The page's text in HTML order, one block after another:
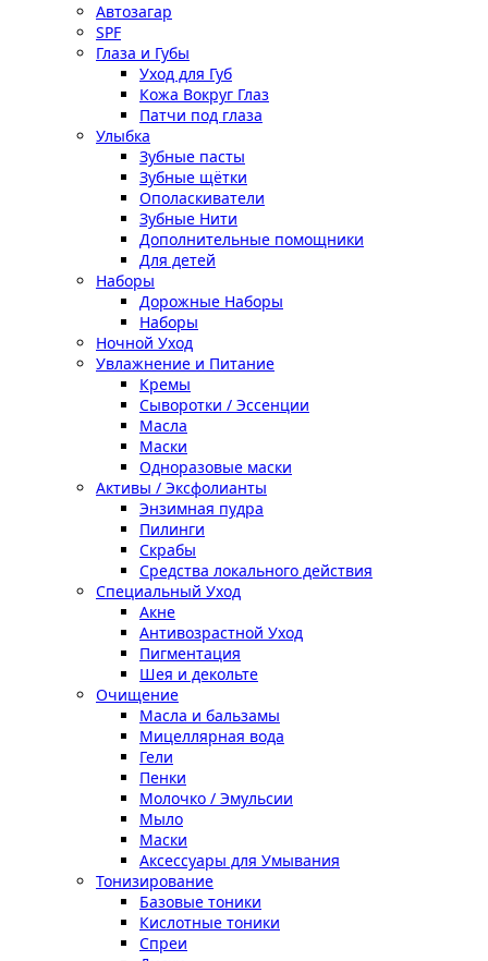
Автозагар
SPF
Глаза и Губы
Уход для Губ
Кожа Вокруг Глаз
Патчи под глаза
Улыбка
Зубные пасты
Зубные щётки
Ополаскиватели
Зубные Нити
Дополнительные помощники
Для детей
Наборы
Дорожные Наборы
Наборы
Ночной Уход
Увлажнение и Питание
Кремы
Сыворотки / Эссенции
Масла
Маски
Одноразовые маски
Активы / Эксфолианты
Энзимная пудра
Пилинги
Скрабы
Средства локального действия
Специальный Уход
Акне
Антивозрастной Уход
Пигментация
Шея и декольте
Очищение
Масла и бальзамы
Мицеллярная вода
Гели
Пенки
Молочко / Эмульсии
Мыло
Маски
Аксессуары для Умывания
Тонизирование
Базовые тоники
Кислотные тоники
Спреи